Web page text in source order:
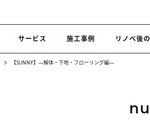
サービス 施工事例 リノベ後
【SUNNY】―解体・下地・フローリング編―